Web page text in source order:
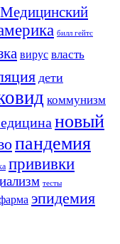
Медицинский
билл гейтс
вирус власть
дети
коммунизм
новый
пандемия
прививки
тесты
эпидемия